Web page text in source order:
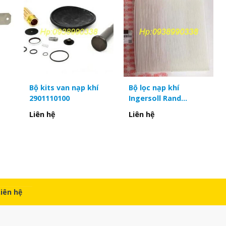
Bộ kits van nạp khí
2901110100
Liên hệ
Bộ lọc nạp khí
Ingersoll Rand
47541573001 /
Liên hệ
hệ